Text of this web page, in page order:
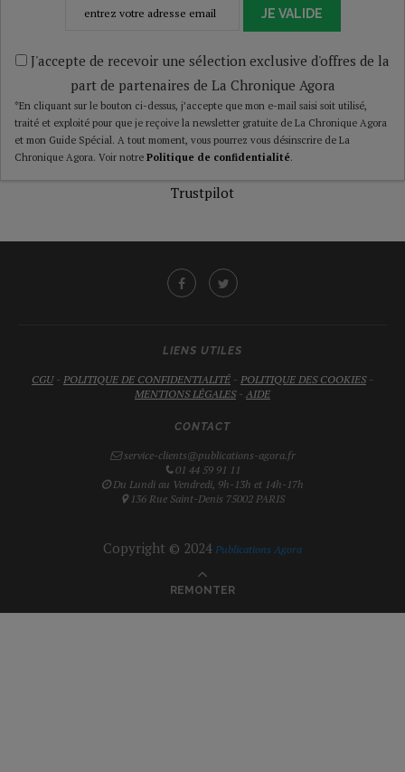
JE VALIDE
J'accepte de recevoir une sélection exclusive d'offres de la
part de partenaires de La Chronique Agora
*En cliquant sur le bouton ci-dessus, j’accepte que mon e-mail saisi soit utilisé,
traité et exploité pour que je reçoive la newsletter gratuite de La Chronique Agora
et mon Guide Spécial. A tout moment, vous pourrez vous désinscrire de La
Chronique Agora. Voir notre Politique de confidentialité.
Trustpilot
LIENS UTILES
CGU- POLITIQUE DE CONFIDENTIALITÉ - POLITIQUE DES COOKIES-
MENTIONS LÉGALES- AIDE
CONTACT
service-clients@publications-agora.fr
01 44 59 91 11
Du Lundi au Vendredi, 9h-13h et 14h-17h
136 Rue Saint-Denis 75002 PARIS
Copyright © 2024 Publications Agora
REMONTER